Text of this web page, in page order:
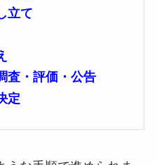
立て
査・評価・公告
定